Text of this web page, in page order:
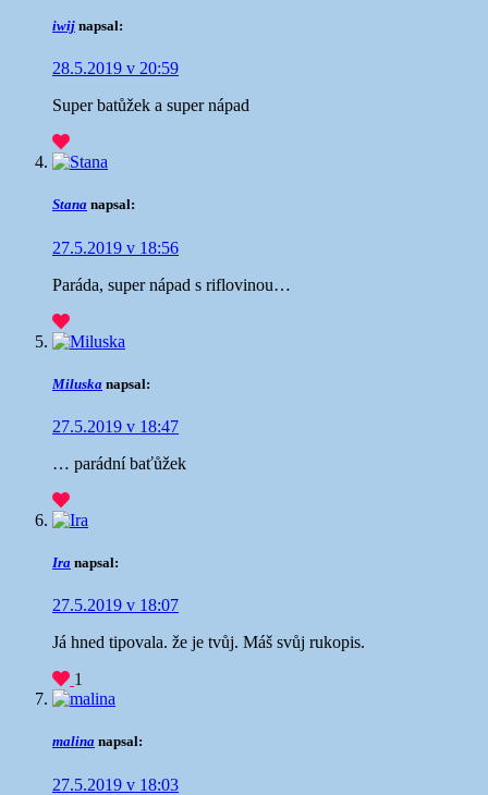
iwij napsal:
28.5.2019 v 20:59
Super batůžek a super nápad
Stana napsal:
27.5.2019 v 18:56
Paráda, super nápad s riflovinou…
Miluska napsal:
27.5.2019 v 18:47
… parádní baťůžek
Ira napsal:
27.5.2019 v 18:07
Já hned tipovala. že je tvůj. Máš svůj rukopis.
1
malina napsal:
27.5.2019 v 18:03